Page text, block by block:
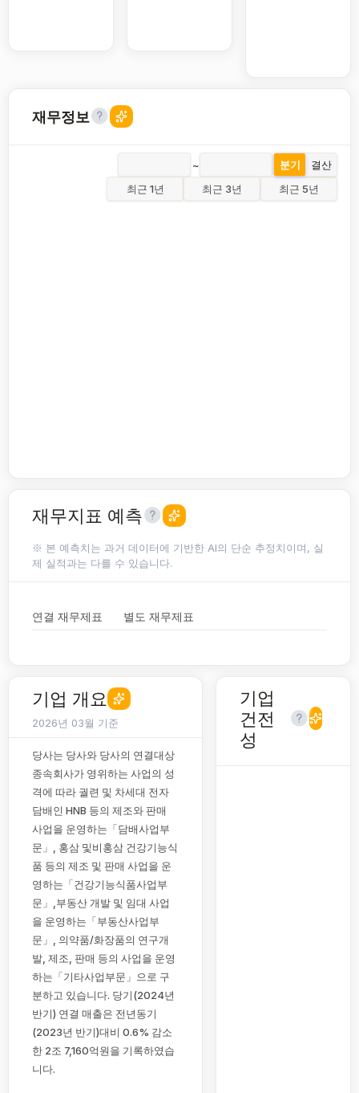
재무정보
~ 분기
결산
최근 1년
최근 3년 최근 5년
재무지표 예측
※ 본 예측치는 과거 데이터에 기반한 AI의 단순 추정치이며, 실
제 실적과는 다를 수 있습니다.
연결 재무제표 별도 재무제표
기업 개요
2026년 03월 기준
당사는 당사와 당사의 연결대상
종속회사가 영위하는 사업의 성
격에 따라 궐련 및 차세대 전자
담배인 HNB 등의 제조와 판매
사업을 운영하는「담배사업부
문」, 홍삼 및비홍삼 건강기능식
품 등의 제조 및 판매 사업을 운
영하는「건강기능식품사업부
문」,부동산 개발 및 임대 사업
을 운영하는「부동산사업부
문」, 의약품/화장품의 연구개
발, 제조, 판매 등의 사업을 운영
하는「기타사업부문」으로 구
분하고 있습니다. 당기(2024년
반기) 연결 매출은 전년동기
(2023년 반기)대비 0.6% 감소
한 2조 7,160억원을 기록하였습
니다.
기업
건전
성